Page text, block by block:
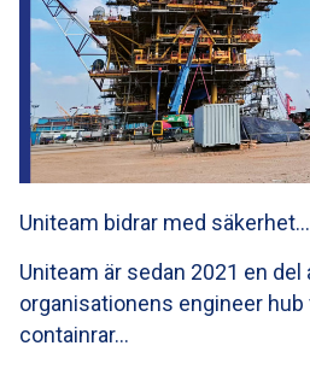
Uniteam bidrar med säkerhet…
Uniteam är sedan 2021 en
organisationens engineer
containrar…